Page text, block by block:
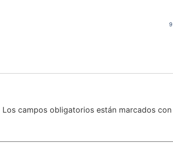
Los campos obligatorios están marcados con